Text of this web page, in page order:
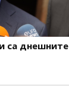
са днешните